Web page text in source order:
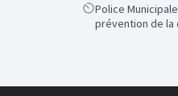
Scope
Police Municipale / Sécurité et
prévention de la